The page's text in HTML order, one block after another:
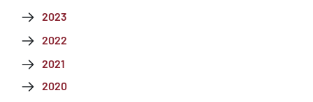
2023
2022
2021
2020